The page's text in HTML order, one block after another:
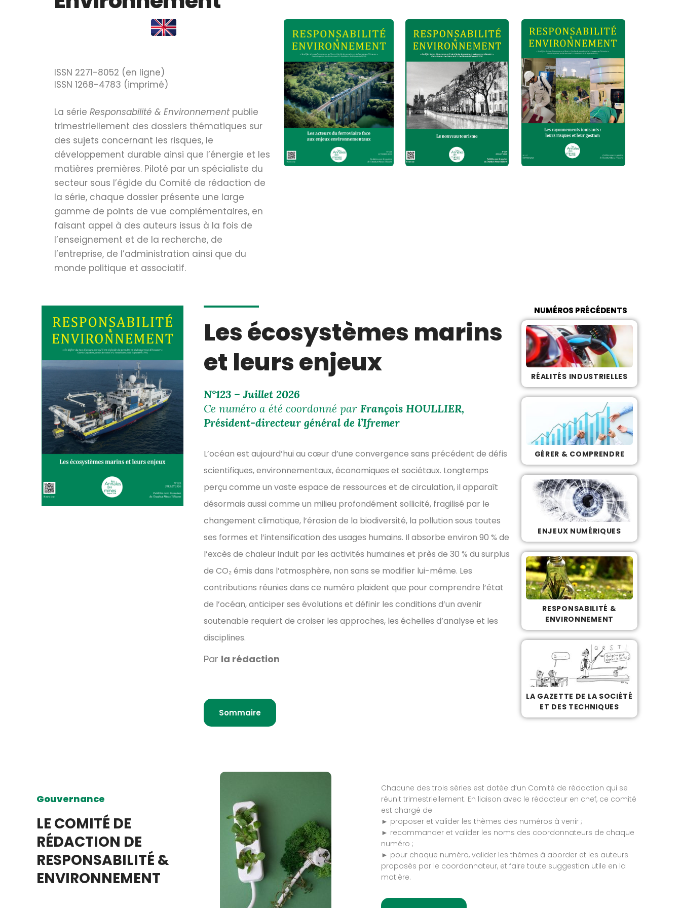
ISSN 2271-8052 (en ligne)
ISSN 1268-4783 (imprimé)
La série Responsabilité & Environnementpublie
trimestriellement des dossiers thématiques sur
des sujets concernant les risques, le
développement durable ainsi que l’énergie et les
matières premières. Piloté par un spécialiste du
secteur sous l’égide du Comité de rédaction de
la série, chaque dossier présente une large
gamme de points de vue complémentaires, en
faisant appel à des auteurs issus à la fois de
l’enseignement et de la recherche, de
l’entreprise, de l’administration ainsi que du
monde politique et associatif.
Les écosystèmes marins
et leurs enjeux
N°123 – Juillet 2026
Ce numéro a été coordonné par François HOULLIER,
Président-directeur général de l’Ifremer
L’océan est aujourd’hui au cœur d’une convergence sans précédent de défis
scientifiques, environnementaux, économiques et sociétaux. Longtemps
perçu comme un vaste espace de ressources et de circulation, il apparaît
désormais aussi comme un milieu profondément sollicité, fragilisé par le
changement climatique, l’érosion de la biodiversité, la pollution sous toutes
ses formes et l’intensification des usages humains. Il absorbe environ 90 % de
l’excès de chaleur induit par les activités humaines et près de 30 % du surplus
de CO₂ émis dans l’atmosphère, non sans se modifier lui-même. Les
contributions réunies dans ce numéro plaident que pour comprendre l’état
de l’océan, anticiper ses évolutions et définir les conditions d’un avenir
soutenable requiert de croiser les approches, les échelles d’analyse et les
disciplines.
Par la rédaction
Sommaire
NUMÉROS PRÉCÉDENTS
RÉALITÉS INDUSTRIELLES
GÉRER & COMPRENDRE
ENJEUX NUMÉRIQUES
RESPONSABILITÉ &
ENVIRONNEMENT
LA GAZETTE DE LA SOCIÉTÉ
ET DES TECHNIQUES
Gouvernance
LE COMITÉ DE
RÉDACTION DE
RESPONSABILITÉ &
ENVIRONNEMENT
Chacune des trois séries est dotée d’un Comité de rédaction qui se
réunit trimestriellement. En liaison avec le rédacteur en chef, ce comité
est chargé de :
► proposer et valider les thèmes des numéros à venir ;
► recommander et valider les noms des coordonnateurs de chaque
numéro ;
► pour chaque numéro, valider les thèmes à aborder et les auteurs
proposés par le coordonnateur, et faire toute suggestion utile en la
matière.